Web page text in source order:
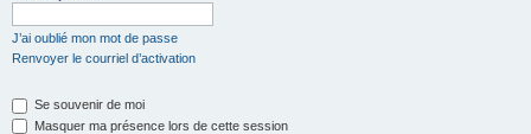
J’ai oublié mon mot de passe
Renvoyer le courriel d’activation
Se souvenir de moi
Masquer ma présence lors de cette session